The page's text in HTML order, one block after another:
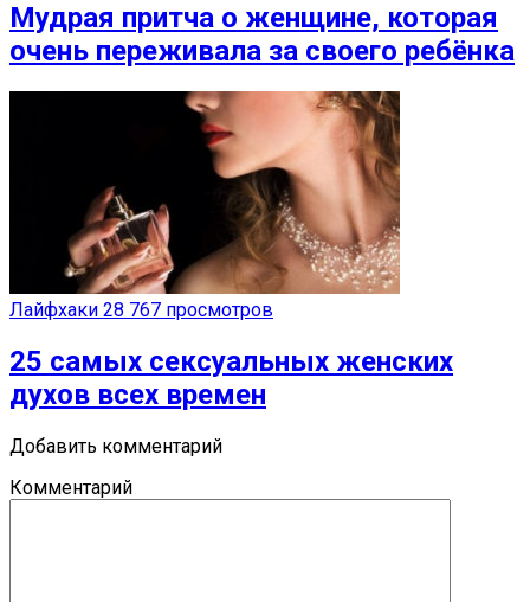
Мудрая притча о женщине, которая
очень переживала за своего ребёнка
Лайфхаки 28 767 просмотров
25 самых сексуальных женских
духов всех времен
Добавить комментарий
Комментарий